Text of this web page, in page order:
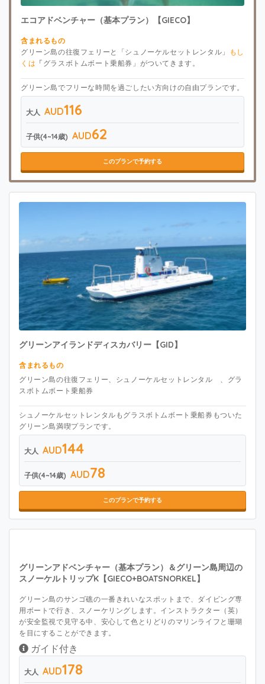
エコアドベンチャー（基本プラン）【GIECO】
含まれるもの
グリーン島の往復フェリーと「シュノーケルセットレンタル」
もし
くは 「 グラスボトムボート乗船券」がついてきます。
グリーン島でフリーな時間を過ごしたい方向けの自由プランです。
大人 AUD116
子供(4~14歳) AUD62
このプランで予約する
グリーンアイランドディスカバリー【GID】
​含まれるもの
グリーン島の往復フェリー、シュノーケルセットレンタル 、グラ
スボトムボート乗船券
シュノーケルセットレンタルもグラスボトムボート乗船券もついた
グリーン島満喫プランです。
大人 AUD144
子供(4~14歳) AUD78
このプランで予約する
グリーンアドベンチャー（基本プラン）＆グリーン島周辺の
スノーケルトリップK【GIECO+BOATSNORKEL】
グリーン島のサンゴ礁の一番きれいなスポットまで、ダイビング専
用ボートで行き、スノーケリングします。インストラクター（英）
が安全監視で見守る中、安心して色とりどりのマリンライフと珊瑚
を目にすることができます。
ガイド付き
大人 AUD178